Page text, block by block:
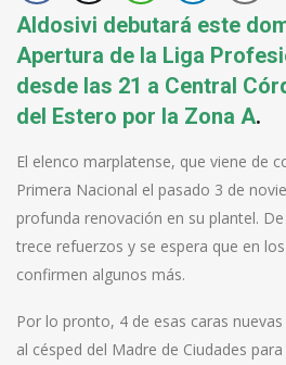
Aldosivi debutará este
Apertura de la Liga
desde las 21 a Central
del Estero por la Zona A.
El elenco marplatense, que viene de
Primera Nacional el pasado 3 de
profunda renovación en su plantel.
trece refuerzos y se espera que en
confirmen algunos más.
Por lo pronto, 4 de esas caras
al césped del Madre de Ciudades